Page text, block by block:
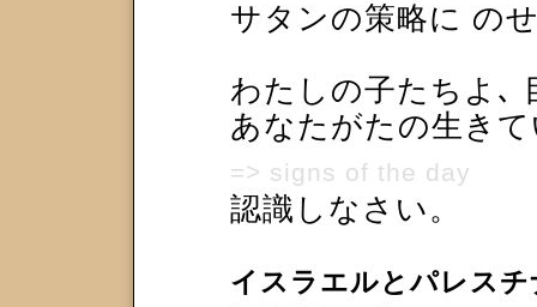
サタンの策略に の
わたしの子たちよ､
あなたがたの生き
=> signs of the day
認識しなさい。
イスラエルとパレスチ